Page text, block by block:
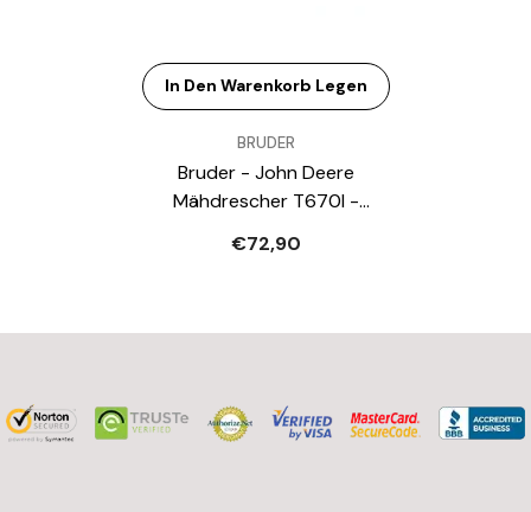
In Den Warenkorb Legen
BRUDER
Bruder - John Deere
Mähdrescher T670I -
€72,90